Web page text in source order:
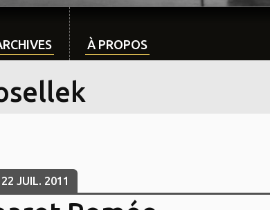
À PROPOS
22 JUIL. 2011